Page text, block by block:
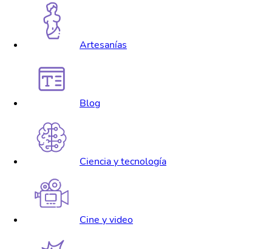
Artesanías
Blog
Ciencia y tecnología
Cine y video